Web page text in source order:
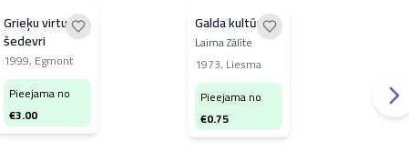
Grieķu virtuves
šedevri
1999, Egmont
Pieejama no
€3.00
Galda kultūra
Laima Zālīte
1973, Liesma
Pieejama no
€0.75
€